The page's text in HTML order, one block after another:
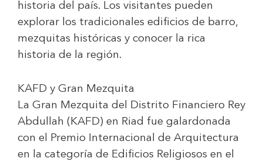
historia del país. Los visitantes pueden
explorar los tradicionales edificios de barro,
mezquitas históricas y conocer la rica
historia de la región.
KAFD y Gran Mezquita
La Gran Mezquita del Distrito Financiero Rey
Abdullah (KAFD) en Riad fue galardonada
con el Premio Internacional de Arquitectura
en la categoría de Edificios Religiosos en el